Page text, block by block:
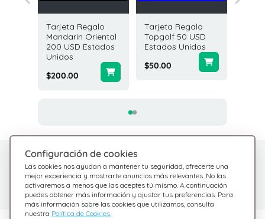
Tarjeta Regalo
Mandarin Oriental
200 USD Estados
Unidos
$200.00
Tarjeta Regalo
Topgolf 50 USD
Estados Unidos
$50.00
Configuración de cookies
Las cookies nos ayudan a mantener tu seguridad, ofrecerte una
mejor experiencia y mostrarte anuncios más relevantes. No las
activaremos a menos que las aceptes tú mismo. A continuación
puedes obtener más información y ajustar tus preferencias. Para
más información sobre las cookies que utilizamos, consulta
nuestra Política de Cookies.
¿Tienes dudas?
Estamos aquí para
ayudarte
Consulta nuestras
preguntas frecuentes